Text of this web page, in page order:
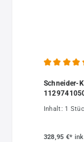
Schneider-
Inhalt: 1
328,95 €*